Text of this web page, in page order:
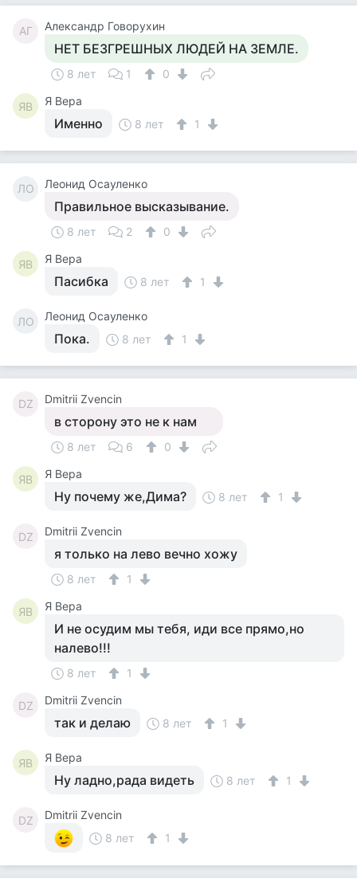
АГ Александр Говорухин
НЕТ БЕЗГРЕШНЫХ ЛЮДЕЙ НА ЗЕМЛЕ.
8 лет 1 0
ЯВ Я Вера
Именно 8 лет 1
ЛО Леонид Осауленко
Правильное высказывание.
8 лет 2 0
ЯВ Я Вера
Пасибка 8 лет 1
ЛО Леонид Осауленко
Пока. 8 лет 1
DZ Dmitrii Zvencin
в сторону это не к нам
8 лет 6 0
ЯВ Я Вера
Ну почему же,Дима? 8 лет 1
DZ Dmitrii Zvencin
я только на лево вечно хожу
8 лет 1
ЯВ Я Вера
И не осудим мы тебя, иди все прямо,но
налево!!!
8 лет 1
DZ Dmitrii Zvencin
так и делаю 8 лет 1
ЯВ Я Вера
Ну ладно,рада видеть 8 лет 1
DZ
Dmitrii Zvencin
8 лет
1